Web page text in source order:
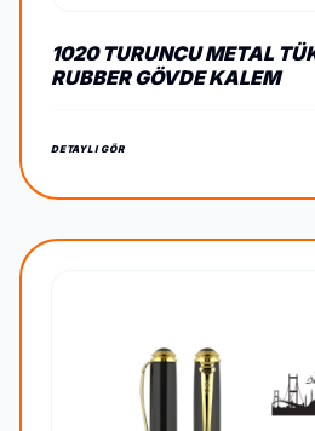
1020 TURUNCU METAL
RUBBER GÖVDE KALEM
DETAYLI GÖR